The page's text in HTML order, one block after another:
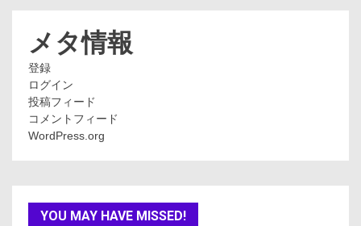
メタ情報
登録
ログイン
投稿フィード
コメントフィード
WordPress.org
YOU MAY HAVE MISSED!